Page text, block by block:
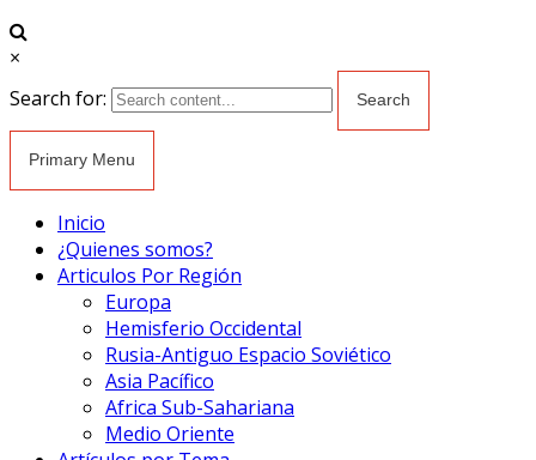
×
Search for:
Primary Menu
Inicio
¿Quienes somos?
Articulos Por Región
Europa
Hemisferio Occidental
Rusia-Antiguo Espacio Soviético
Asia Pacífico
Africa Sub-Sahariana
Medio Oriente